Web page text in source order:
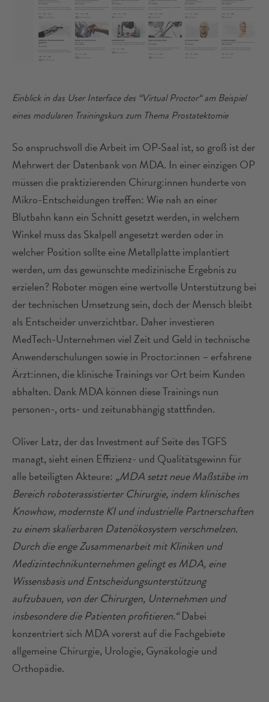
Einblick in das User Interface des “Virtual Proctor“ am Beispiel
eines modularen Trainingskurs zum Thema Prostatektomie
So anspruchsvoll die Arbeit im OP-Saal ist, so groß ist der
Mehrwert der Datenbank von MDA. In einer einzigen OP
müssen die praktizierenden Chirurg:innen hunderte von
Mikro-Entscheidungen treffen: Wie nah an einer
Blutbahn kann ein Schnitt gesetzt werden, in welchem
Winkel muss das Skalpell angesetzt werden oder in
welcher Position sollte eine Metallplatte implantiert
werden, um das gewünschte medizinische Ergebnis zu
erzielen? Roboter mögen eine wertvolle Unterstützung bei
der technischen Umsetzung sein, doch der Mensch bleibt
als Entscheider unverzichtbar. Daher investieren
MedTech-Unternehmen viel Zeit und Geld in technische
Anwenderschulungen sowie in Proctor:innen – erfahrene
Ärzt:innen, die klinische Trainings vor Ort beim Kunden
abhalten. Dank MDA können diese Trainings nun
personen-, orts- und zeitunabhängig stattfinden.
Oliver Latz, der das Investment auf Seite des TGFS
managt, sieht einen Effizienz- und Qualitätsgewinn für
alle beteiligten Akteure: „MDA setzt neue Maßstäbe im
Bereich roboterassistierter Chirurgie, indem klinisches
Knowhow, modernste KI und industrielle Partnerschaften
zu einem skalierbaren Datenökosystem verschmelzen.
Durch die enge Zusammenarbeit mit Kliniken und
Medizintechnikunternehmen gelingt es MDA, eine
Wissensbasis und Entscheidungsunterstützung
aufzubauen, von der Chirurgen, Unternehmen und
insbesondere die Patienten profitieren.“Dabei
konzentriert sich MDA vorerst auf die Fachgebiete
allgemeine Chirurgie, Urologie, Gynäkologie und
Orthopädie.